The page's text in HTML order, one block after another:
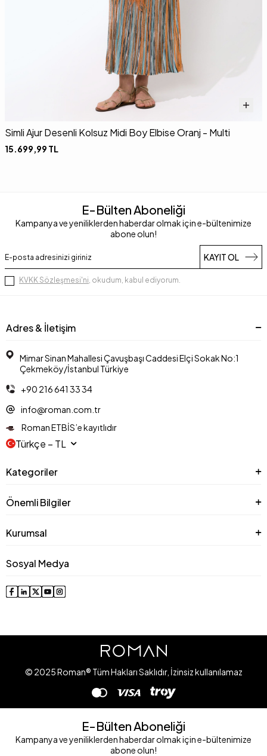
Simli Ajur Desenli Kolsuz Midi Boy Elbise Oranj - Multi
15.699,99 TL
E-Bülten Aboneliği
Kampanya ve yeniliklerden haberdar olmak için e-bültenimize
abone olun!
KAYIT OL
KVKK Sözleşmesi'ni, okudum, kabul ediyorum.
Adres & İletişim
Mimar Sinan Mahallesi Çavuşbaşı Caddesi Elçi Sokak No:1
Çekmeköy/İstanbul Türkiye
+90 216 641 33 34
info@roman.com.tr
Roman ETBİS’e kayıtlıdır
Türkçe − TL
Kategoriler
Önemli Bilgiler
Kurumsal
Sosyal Medya
© 2025 Roman® Tüm Hakları Saklıdır, İzinsiz kullanılamaz
E-Bülten Aboneliği
Kampanya ve yeniliklerden haberdar olmak için e-bültenimize
abone olun!